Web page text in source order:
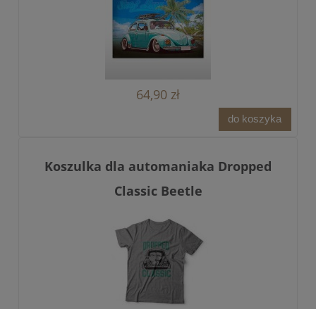
64,90 zł
do koszyka
Koszulka dla automaniaka Dropped
Classic Beetle